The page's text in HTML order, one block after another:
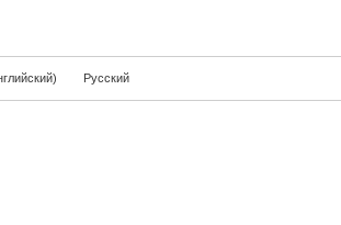
) Русский